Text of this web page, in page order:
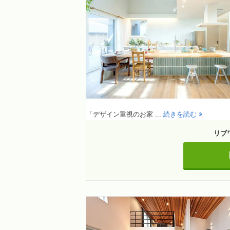
「デザイン重視のお家 ... 続きを読む
リブ